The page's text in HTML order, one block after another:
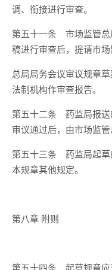
调、衔接进行审查。
第五十一条 市场监管总
稿进行审查后，提请市场
总局局务会议审议规章
法制机构作审查报告。
第五十二条 药监局报送
审议通过后，由市场监
第五十三条 药监局起草
本规章其他规定。
第八章 附则
第五十四条 起草规章应